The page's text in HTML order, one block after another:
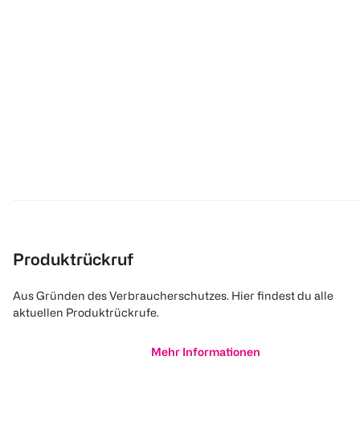
Produktrückruf
Aus Gründen des Verbraucherschutzes. Hier findest du alle
aktuellen Produktrückrufe.
Mehr Informationen